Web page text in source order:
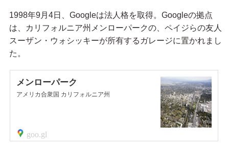
1998年9月4日、Googleは法人格を取得。Googleの拠点
は、カリフォルニア州メンローパークの、ペイジらの友人
スーザン・ウォシッキーが所有するガレージに置かれまし
た。